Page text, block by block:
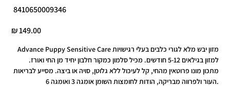
8410650009346
8410650009346
Advance Puppy Sensitive Care מזון יבש מלא לגורי כלבים בעלי רגישויות
למזון בגילאים 5-12 חודשים. מכיל סלמון כמקור חלבון יחיד מן החי ואורז.
מתכון מונו פרוטאין מהחי, קל לעיכול ללא גלוטן, סויה או ביצה. מסייע לבריאות
העור ולפרווה מבריקה, הודות לחומצות השומן אומגה 3 ואומגה 6.